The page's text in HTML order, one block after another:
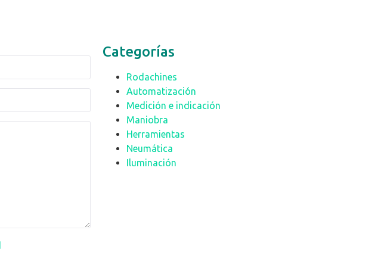
Categorías
Rodachines
Automatización
Medición e indicación
Maniobra
Herramientas
Neumática
Iluminación